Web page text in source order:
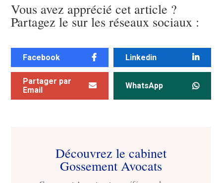
Vous avez apprécié cet article ?
Partagez le sur les réseaux sociaux :
Facebook Linkedin
Partager par
Email
WhatsApp
Découvrez le cabinet
Gossement Avocats